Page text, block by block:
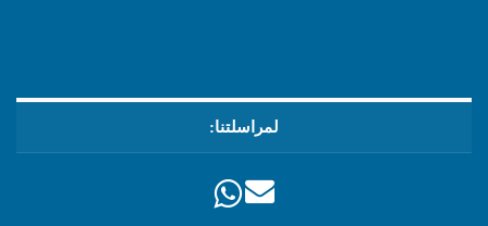
لمراسلتنا: